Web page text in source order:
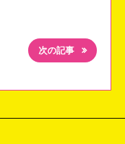
次の記事